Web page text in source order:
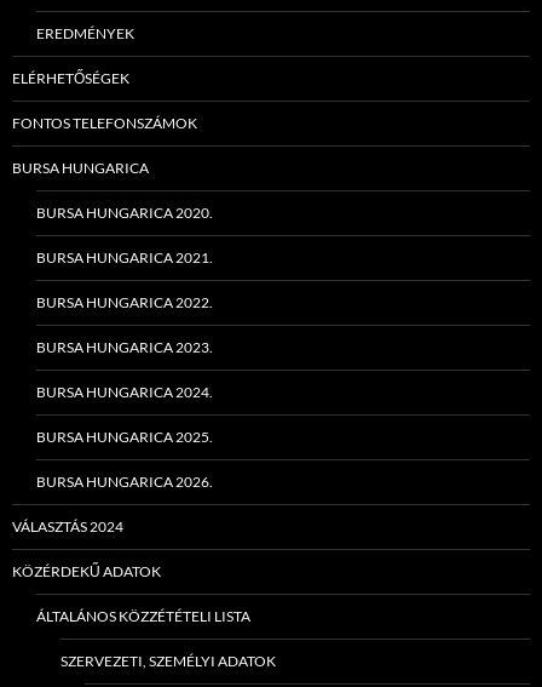
EREDMÉNYEK
ELÉRHETŐSÉGEK
FONTOS TELEFONSZÁMOK
BURSA HUNGARICA
BURSA HUNGARICA 2020.
BURSA HUNGARICA 2021.
BURSA HUNGARICA 2022.
BURSA HUNGARICA 2023.
BURSA HUNGARICA 2024.
BURSA HUNGARICA 2025.
BURSA HUNGARICA 2026.
VÁLASZTÁS 2024
KÖZÉRDEKŰ ADATOK
ÁLTALÁNOS KÖZZÉTÉTELI LISTA
SZERVEZETI, SZEMÉLYI ADATOK